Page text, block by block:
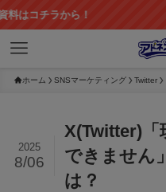
！
ホーム SNSマーケティング Twitter
X(Twitter)「
できません
は？
2025
8/06